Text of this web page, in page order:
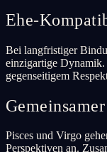
Ehe-
Bei langfristiger
einzigartige
gegenseitigem
Pisces und Virgo
Perspektiven an.